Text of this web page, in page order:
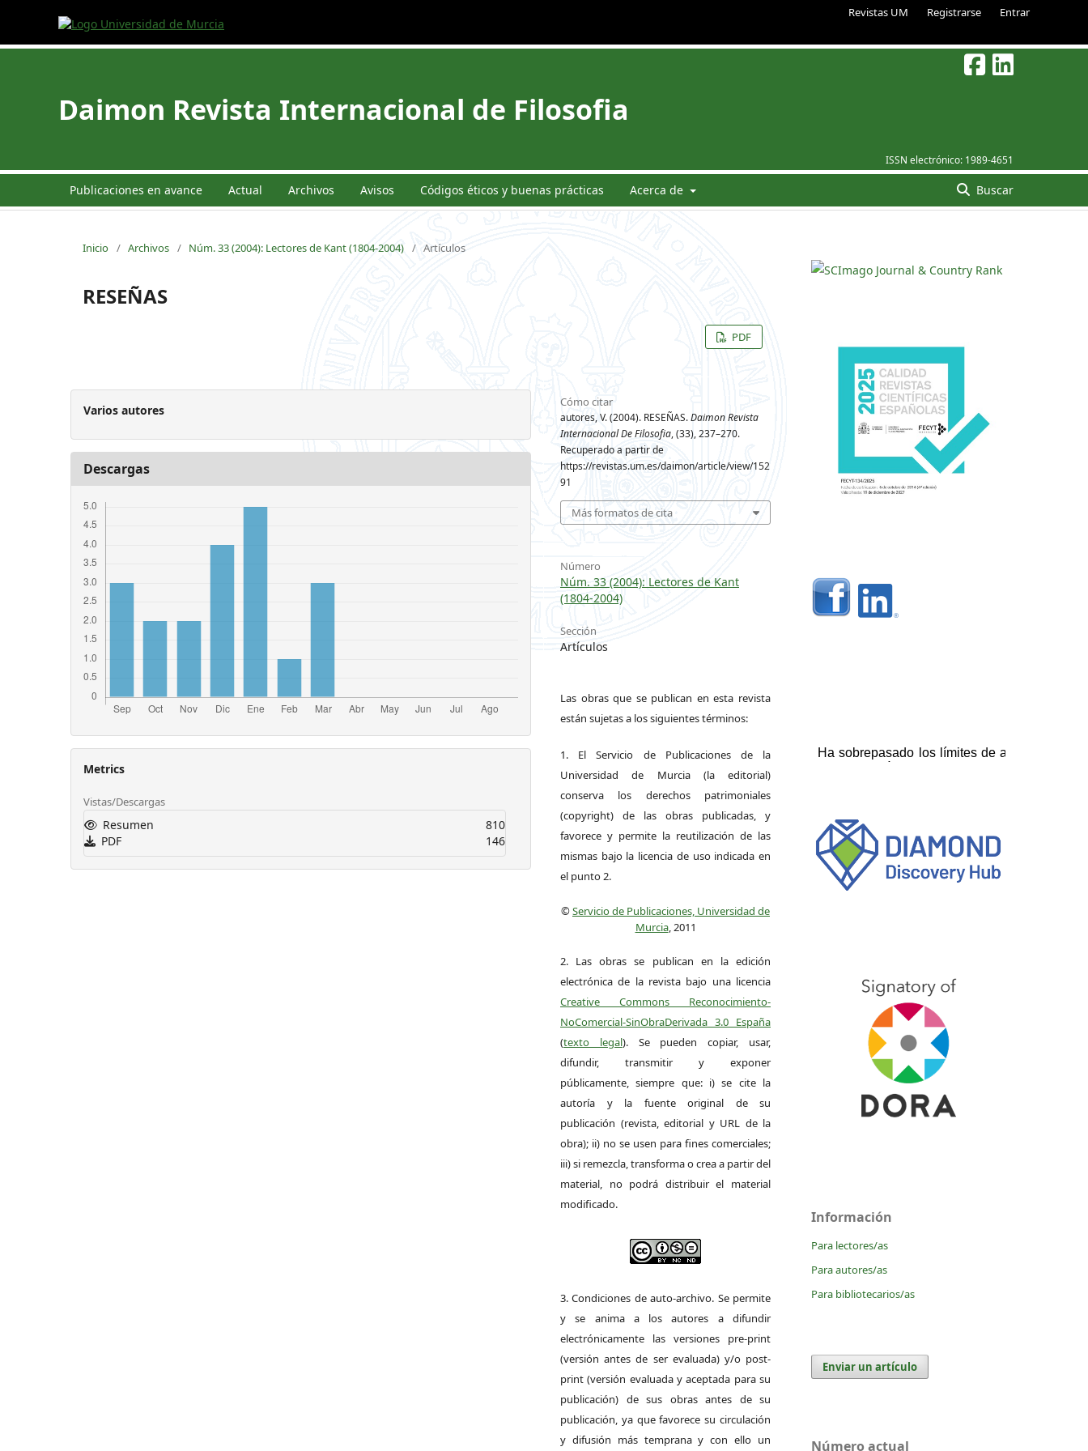
Revistas UM Registrarse Entrar
ISSN electrónico: 1989-4651
Daimon Revista Internacional de Filosofia
Publicaciones en avance Actual Archivos Avisos Códigos éticos y buenas prácticas Acerca de Buscar
Inicio / Archivos / Núm. 33 (2004): Lectores de Kant (1804-2004) / Artículos
RESEÑAS
PDF
Varios autores
Descargas
Metrics
Vistas/Descargas
Resumen
810
PDF
146
Cómo citar
autores, V. (2004). RESEÑAS.Daimon Revista
Internacional De Filosofia, (33), 237–270.
Recuperado a partir de
https://revistas.um.es/daimon/article/view/152
91
Más formatos de cita
Número
Núm. 33 (2004): Lectores de Kant
(1804-2004)
Sección
Artículos
Las obras que se publican en esta revista
están sujetas a los siguientes términos:
1. El Servicio de Publicaciones de la
Universidad de Murcia (la editorial)
conserva los derechos patrimoniales
(copyright) de las obras publicadas, y
favorece y permite la reutilización de las
mismas bajo la licencia de uso indicada en
el punto 2.
©Servicio de Publicaciones, Universidad de
Murcia, 2011
2. Las obras se publican en la edición
electrónica de la revista bajo una licencia
Creative Commons Reconocimiento-
NoComercial-SinObraDerivada 3.0 España
(texto legal). Se pueden copiar, usar,
difundir, transmitir y exponer
públicamente, siempre que: i) se cite la
autoría y la fuente original de su
publicación (revista, editorial y URL de la
obra); ii) no se usen para fines comerciales;
iii) si remezcla, transforma o crea a partir del
material, no podrá distribuir el material
modificado.
3. Condiciones de auto-archivo. Se permite
y se anima a los autores a difundir
electrónicamente las versiones pre-print
(versión antes de ser evaluada) y/o post-
print (versión evaluada y aceptada para su
publicación) de sus obras antes de su
publicación, ya que favorece su circulación
y difusión más temprana y con ello un
Información
Para lectores/as
Para autores/as
Para bibliotecarios/as
Enviar un artículo
Número actual